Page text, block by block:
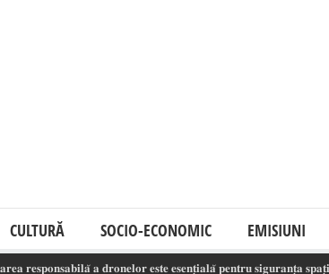
CULTURĂ SOCIO-ECONOMIC EMISIUNI
𝐚 𝐝𝐫𝐨𝐧𝐞𝐥𝐨𝐫 𝐞𝐬𝐭𝐞 𝐞𝐬𝐞𝐧𝐭̦𝐢𝐚𝐥𝐚̆ 𝐩𝐞𝐧𝐭𝐫𝐮 𝐬𝐢𝐠𝐮𝐫𝐚𝐧𝐭̦𝐚 𝐬𝐩𝐚𝐭̦𝐢𝐮𝐥𝐮𝐢 𝐚𝐞𝐫𝐢𝐚𝐧!